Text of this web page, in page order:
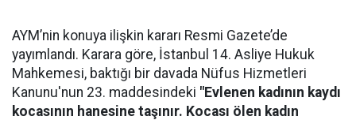
AYM’nin konuya ilişkin kararı Resmi Gazete’de
yayımlandı. Karara göre, İstanbul 14. Asliye Hukuk
Mahkemesi, baktığı bir davada Nüfus Hizmetleri
Kanunu'nun 23. maddesindeki "Evlenen kadının kaydı
kocasının hanesine taşınır. Kocası ölen kadın